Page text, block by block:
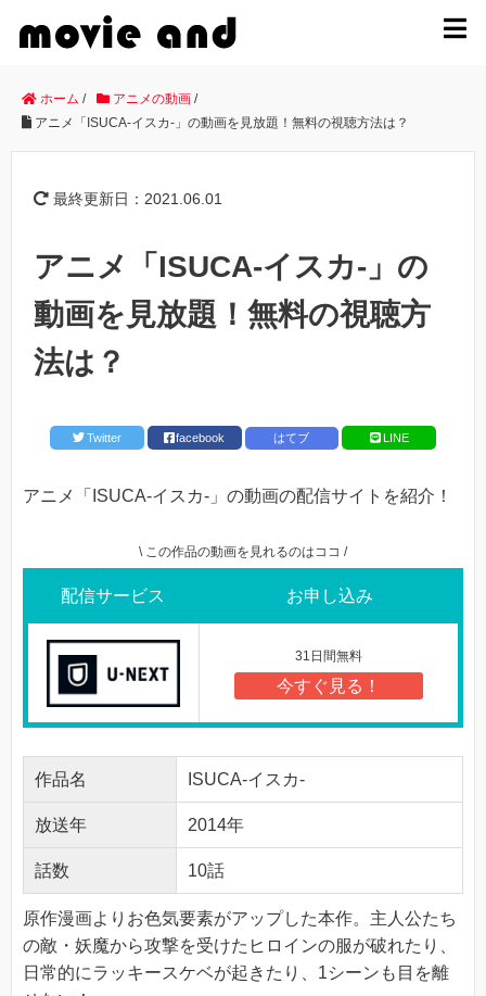
ホーム / アニメの動画 /
アニメ「ISUCA-イスカ-」の動画を見放題！無料の視聴方法は？
最終更新日：2021.06.01
アニメ「ISUCA-イスカ-」の
動画を見放題！無料の視聴方
法は？
Twitter facebook はてブ LINE
アニメ「ISUCA-イスカ-」の動画の配信サイトを紹介！
\ この作品の動画を見れるのはココ /
配信サービス お申し込み
31日間無料
今すぐ見る！
作品名 ISUCA-イスカ-
放送年 2014年
話数 10話
原作漫画よりお色気要素がアップした本作。主人公たち
の敵・妖魔から攻撃を受けたヒロインの服が破れたり、
日常的にラッキースケベが起きたり、1シーンも目を離